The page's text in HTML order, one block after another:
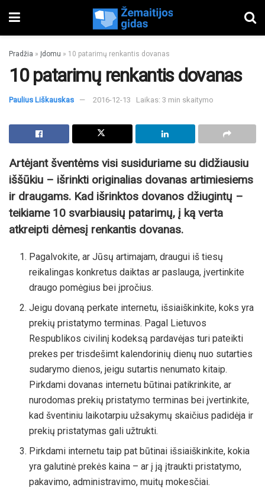
Pradžia » Įdomu » 10 patarimų renkantis dovanas
10 patarimų renkantis dovanas
Paulius Liškauskas 2016-12-13 Laikas: 3 min skaitymo
Artėjant šventėms visi susiduriame su didžiausiu
iššūkiu – išrinkti originalias dovanas artimiesiems
ir draugams. Kad išrinktos dovanos džiugintų –
teikiame 10 svarbiausių patarimų, į ką verta
atkreipti dėmesį renkantis dovanas.
Pagalvokite, ar Jūsų artimajam, draugui iš tiesų
reikalingas konkretus daiktas ar paslauga, įvertinkite
draugo pomėgius bei įpročius.
Jeigu dovaną perkate internetu, išsiaiškinkite, koks yra
prekių pristatymo terminas. Pagal Lietuvos
Respublikos civilinį kodeksą pardavėjas turi pateikti
prekes per trisdešimt kalendorinių dienų nuo sutarties
sudarymo dienos, jeigu sutartis nenumato kitaip.
Pirkdami dovanas internetu būtinai patikrinkite, ar
nurodomas prekių pristatymo terminas bei įvertinkite,
kad šventiniu laikotarpiu užsakymų skaičius padidėja ir
prekių pristatymas gali užtrukti.
Pirkdami internetu taip pat būtinai išsiaiškinkite, kokia
yra galutinė prekės kaina – ar į ją įtraukti pristatymo,
pakavimo, administravimo, muitų mokesčiai.